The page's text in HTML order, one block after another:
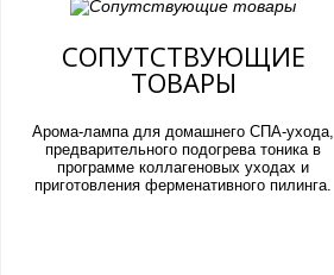
СОПУТСТВУЮЩИЕ
ТОВАРЫ
Арома-лампа для домашнего СПА-ухода,
предварительного подогрева тоника в
программе коллагеновых уходах и
приготовления ферменативного пилинга.